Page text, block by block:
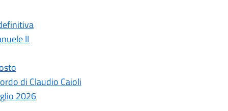
II
di Claudio Caioli
2026